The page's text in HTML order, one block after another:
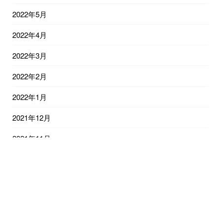
2022年5月
2022年4月
2022年3月
2022年2月
2022年1月
2021年12月
2021年11月